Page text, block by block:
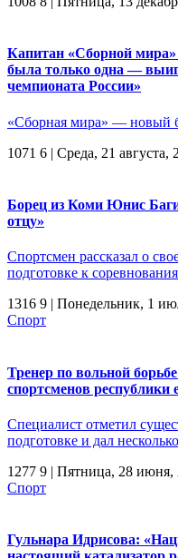
Капитан «Сборной
была только одна —
чемпионата России»
«Сборная мира» — новый
1071 6 | Среда, 21 августа,
Борец из Коми Юнис
отцу»
Спортсмен рассказал о
подготовке к
1316 9 | Понедельник, 1
Спорт
Тренер по вольной
спортсменов республики
Специалист отметил
подготовке и дал
1277 9 | Пятница, 28 июня,
Спорт
Гульнара Идрисова: